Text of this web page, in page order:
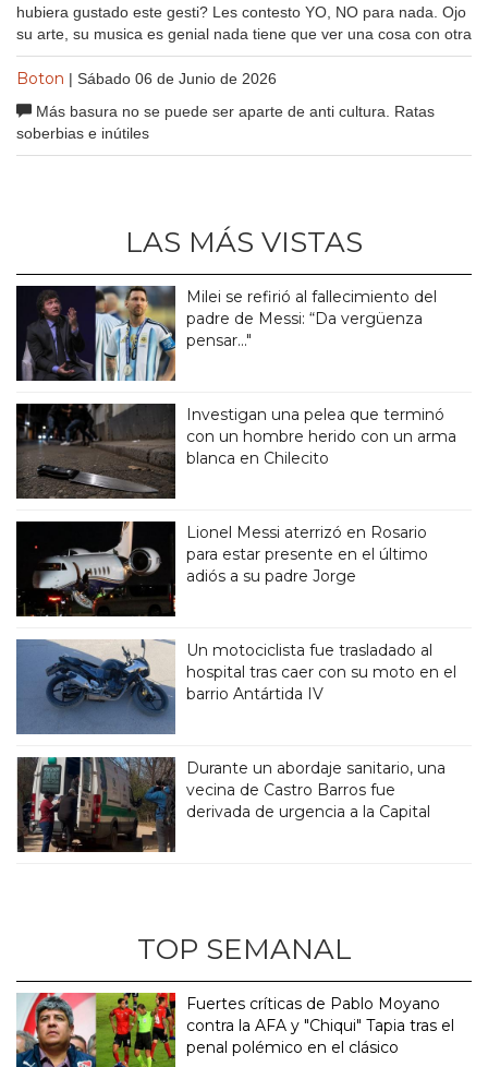
hubiera gustado este gesti? Les contesto YO, NO para nada. Ojo
su arte, su musica es genial nada tiene que ver una cosa con otra
Boton | Sábado 06 de Junio de 2026
Más basura no se puede ser aparte de anti cultura. Ratas
soberbias e inútiles
LAS MÁS VISTAS
Milei se refirió al fallecimiento del
padre de Messi: “Da vergüenza
pensar..."
Investigan una pelea que terminó
con un hombre herido con un arma
blanca en Chilecito
Lionel Messi aterrizó en Rosario
para estar presente en el último
adiós a su padre Jorge
Un motociclista fue trasladado al
hospital tras caer con su moto en el
barrio Antártida IV
Durante un abordaje sanitario, una
vecina de Castro Barros fue
derivada de urgencia a la Capital
TOP SEMANAL
Fuertes críticas de Pablo Moyano
contra la AFA y "Chiqui" Tapia tras el
penal polémico en el clásico